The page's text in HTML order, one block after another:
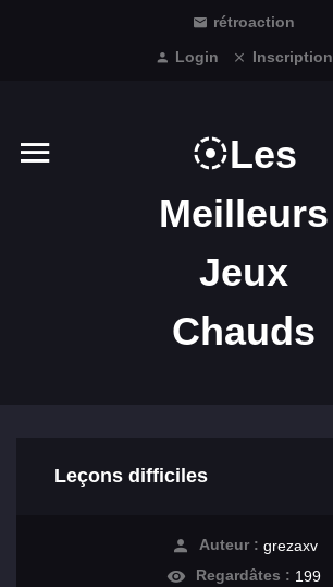
rétroaction
Login
Inscription
Les
Meilleurs
Jeux
Chauds
Leçons difficiles
Auteur : grezaxv
Regardâtes : 199